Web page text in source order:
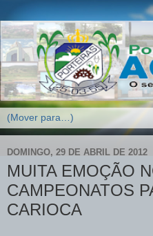
DOMINGO, 29 DE ABRIL DE 2012
MUITA EMOÇÃO
CAMPEONATOS
CARIOCA